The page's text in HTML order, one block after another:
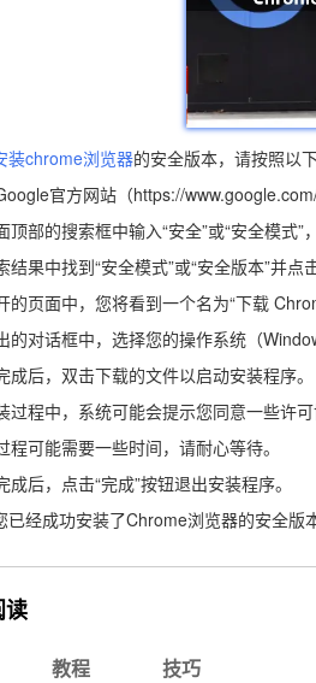
装chrome浏览器的安全版本，请按照以
官方网站（https://
顶部的搜索框中输入“安全”或“安全模式
结果中找到“安全模式”或“安全版本”并点
的页面中，您将看到一个名为“下载
的对话框中，选择您的操作系统（
成后，双击下载的文件以启动安装程序。
过程中，系统可能会提示您同意一些许
程可能需要一些时间，请耐心等待。
成后，点击“完成”按钮退出安装程序。
已经成功安装了Chrome浏览器的安全版
读
教程 技巧